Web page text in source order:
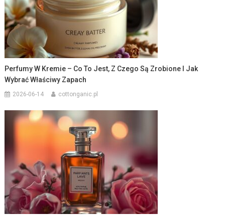
Perfumy W Kremie – Co To Jest, Z Czego Są Zrobione I Jak
Wybrać Właściwy Zapach
2026-06-14 cottonganic.pl